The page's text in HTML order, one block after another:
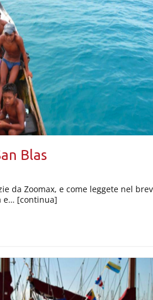
Blas
da Zoomax, e come leggete nel
e… [continua]